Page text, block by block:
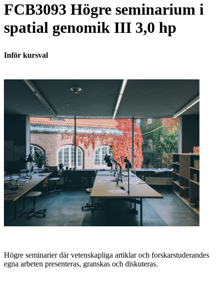
FCB3093 Högre seminarium i
spatial genomik III 3,0 hp
Inför kursval
Högre seminarier där vetenskapliga artiklar och forskarstuderandes
egna arbeten presenteras, granskas och diskuteras.